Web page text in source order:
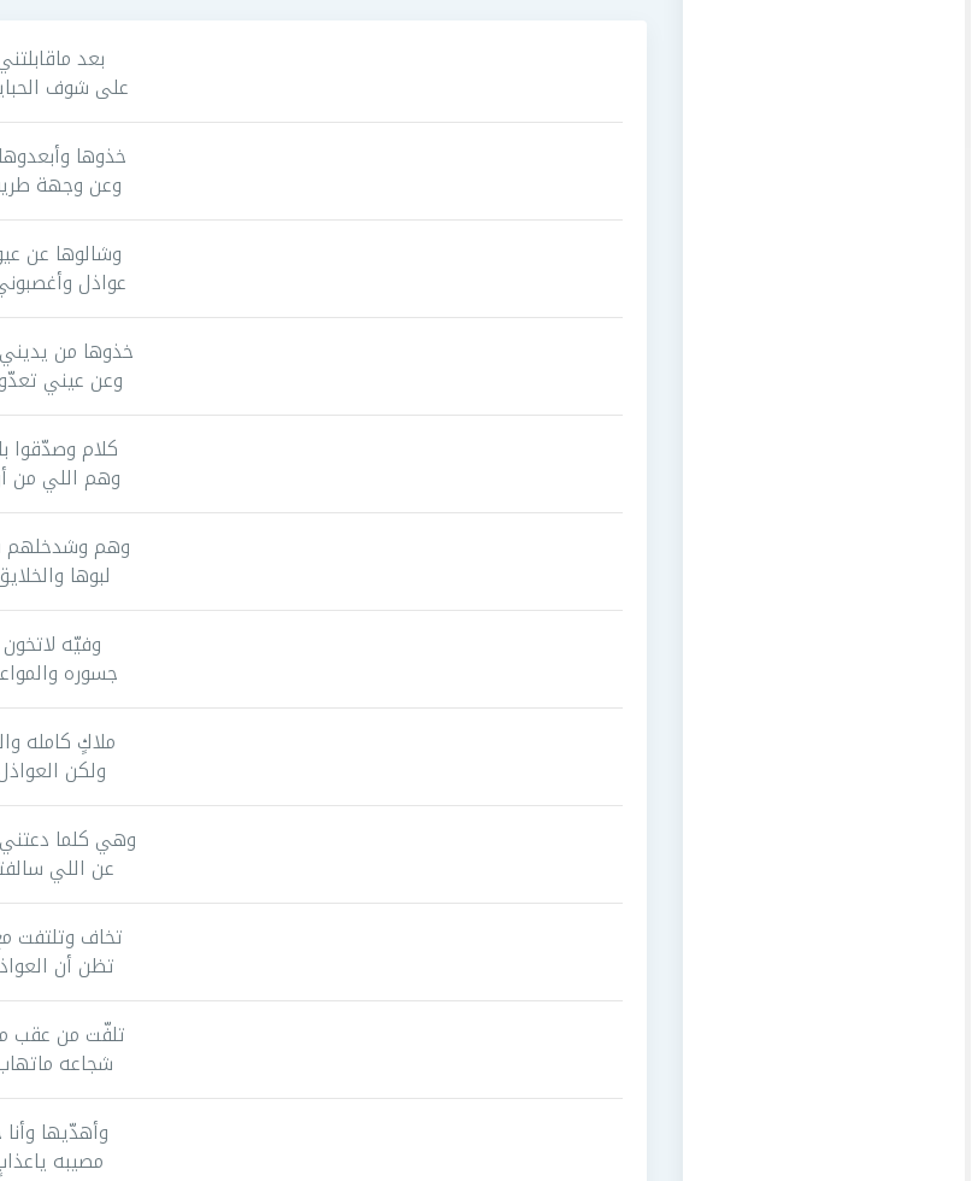
بعد
على شوف
خذوها
وعن وجهة
وشالوها عن
عواذل
خذوها من
وعن عيني
كلام وصدّقوا
وهم اللي من
وهم وشدخلهم
لبوها
وفيّه لاتخون
جسوره
ملاكٍ كامله
ولكن
وهي كلما
عن اللي
تخاف وتلتفت
تظن أن
تلفّت من عقب
شجاعه
وأهدّيها وأنا
مصيبه